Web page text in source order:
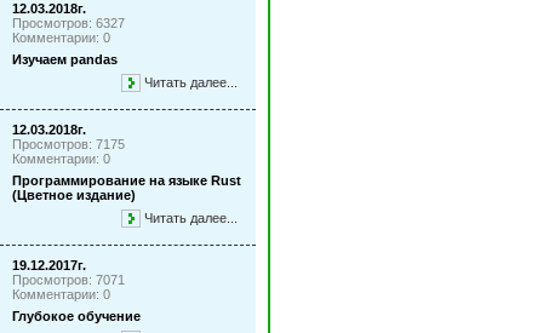
12.03.2018г.
Просмотров: 6327
Комментарии: 0
Изучаем pandas
Читать далее...
12.03.2018г.
Просмотров: 7175
Комментарии: 0
Программирование на языке Rust
(Цветное издание)
Читать далее...
19.12.2017г.
Просмотров: 7071
Комментарии: 0
Глубокое обучение